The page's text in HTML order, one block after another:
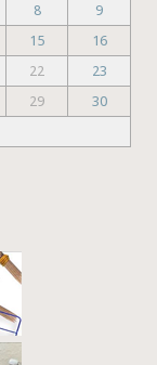
8
9
15
16
22
23
29
30